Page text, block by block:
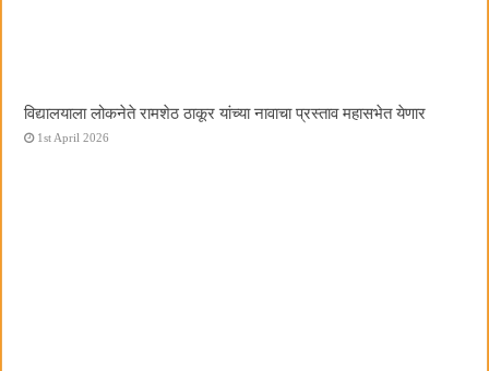
विद्यालयाला लोकनेते रामशेठ ठाकूर यांच्या नावाचा प्रस्ताव महासभेत येणार
1st April 2026